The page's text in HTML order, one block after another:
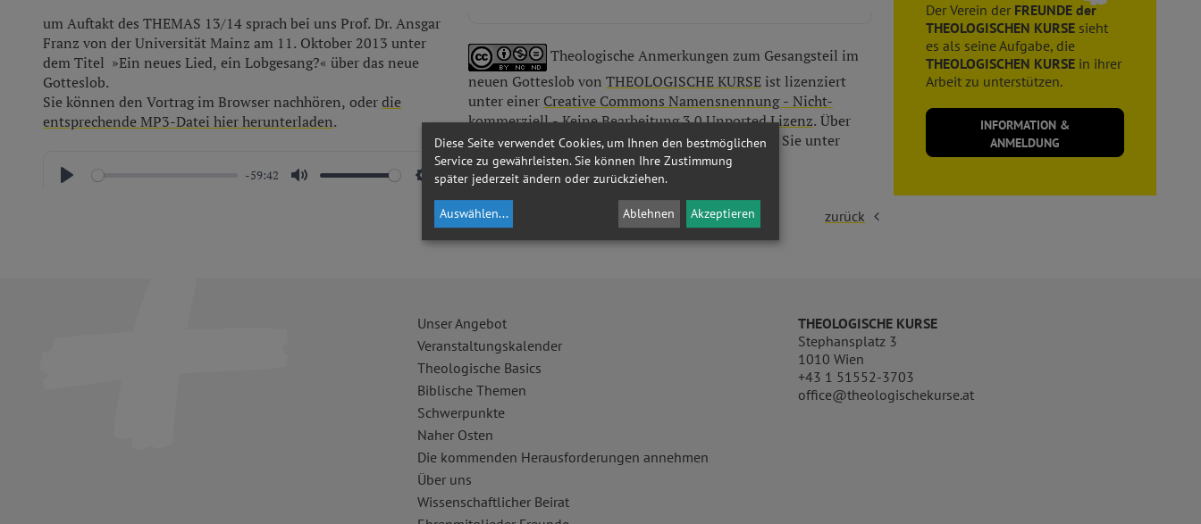
um Auftakt des THEMAS 13/14 sprach bei uns Prof. Dr. Ansgar
Franz von der Universität Mainz am 11. Oktober 2013 unter
dem Titel »Ein neues Lied, ein Lobgesang?« über das neue
Gotteslob.
Sie können den Vortrag im Browser nachhören, oderdie
entsprechende MP3-Datei hier herunterladen.
-59:42
Theologische Anmerkungen zum Gesangsteil im
neuen Gotteslob von THEOLOGISCHE KURSE ist lizenziert
unter einer Creative Commons Namensnennung - Nicht-
kommerziell - Keine Bearbeitung 3.0 Unported Lizenz. Über
diese Lizenz hinausgehende Erlaubnisse können Sie unter
www.theologischekurse.aterhalten.
zurück
Der Verein der FREUNDE der
THEOLOGISCHEN KURSE sieht
es als seine Aufgabe, die
THEOLOGISCHEN KURSE in ihrer
Arbeit zu unterstützen.
INFORMATION &
ANMELDUNG
Unser Angebot
Veranstaltungskalender
Theologische Basics
Biblische Themen
Schwerpunkte
Naher Osten
Die kommenden Herausforderungen annehmen
Über uns
Wissenschaftlicher Beirat
THEOLOGISCHE KURSE
Stephansplatz 3
1010 Wien
+43 1 51552-3703
office@theologischekurse.at
Diese Seite verwendet Cookies, um Ihnen den bestmöglichen
Service zu gewährleisten. Sie können Ihre Zustimmung
später jederzeit ändern oder zurückziehen.
Auswählen... Ablehnen Akzeptieren